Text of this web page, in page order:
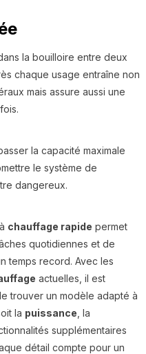
la bouilloire entre deux
chaque usage entraîne non
mais assure aussi une
la capacité maximale
le système de
dangereux.
à chauffage rapide permet
quotidiennes et de
temps record. Avec les
actuelles, il est
trouver un modèle adapté à
la puissance , la
supplémentaires
détail compte pour un